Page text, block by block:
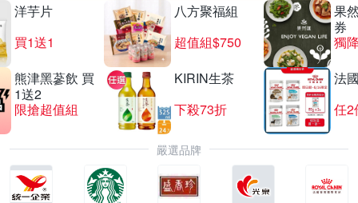
洋芋片
買1送1
八方聚福組
超值組$750
果
券
獨
熊津黑蔘飲 買
1送2
限搶超值組
KIRIN生茶
下殺73折
法
任2
嚴選品牌